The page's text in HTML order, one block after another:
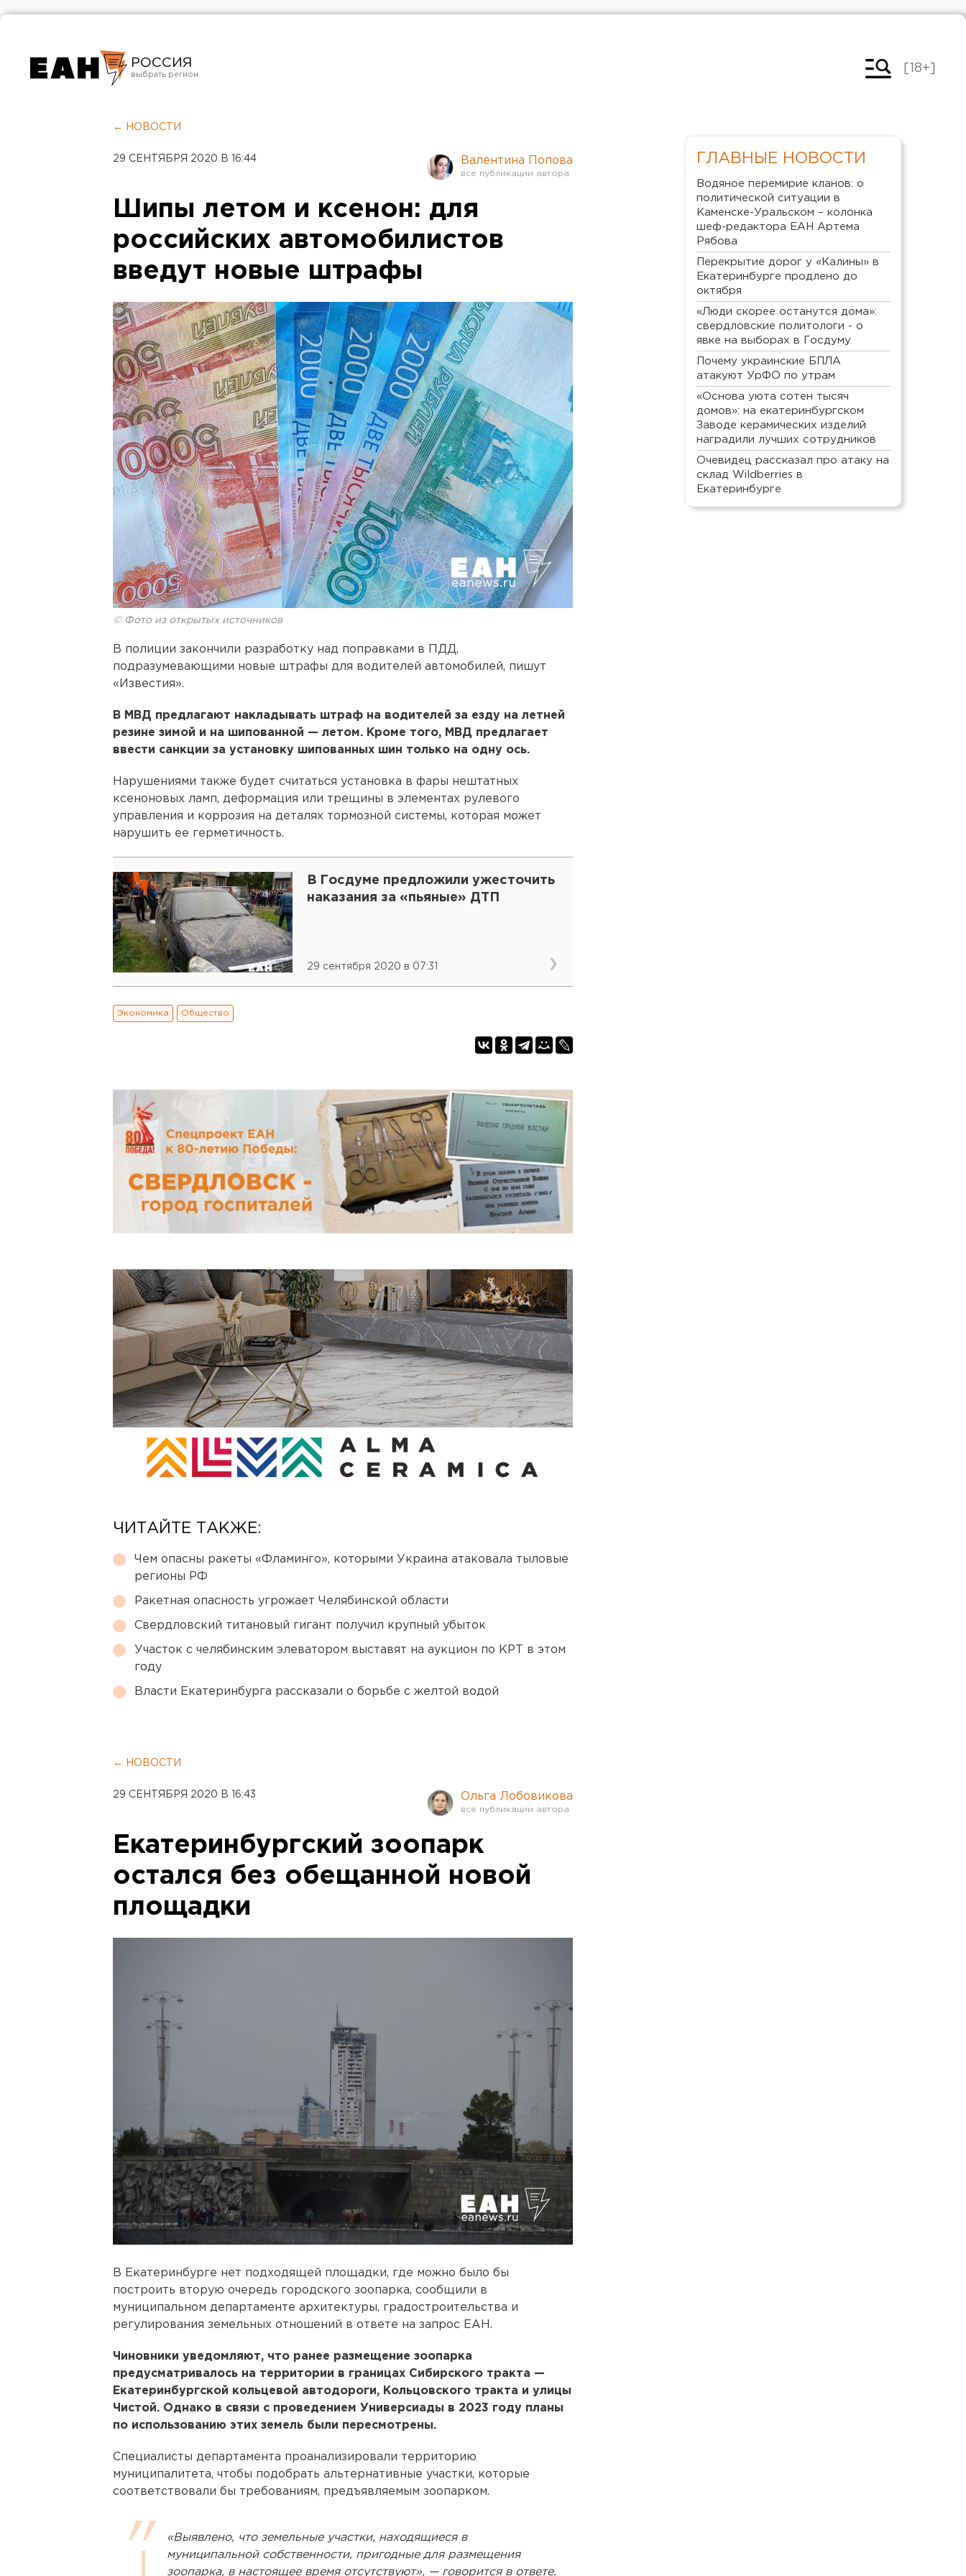
РОССИЯ
Челябинск
[18+]
← НОВОСТИ
29 СЕНТЯБРЯ 2020 В 16:44 Валентина Попова
Шипы летом и ксенон: для
российских автомобилистов
введут новые штрафы
© Фото из открытых источников
В полиции закончили разработку над поправками в ПДД,
подразумевающими новые штрафы для водителей автомобилей, пишут
«Известия».
В МВД предлагают накладывать штраф на водителей за езду на летней
резине зимой и на шипованной — летом. Кроме того, МВД предлагает
ввести санкции за установку шипованных шин только на одну ось.
Нарушениями также будет считаться установка в фары нештатных
ксеноновых ламп, деформация или трещины в элементах рулевого
управления и коррозия на деталях тормозной системы, которая может
нарушить ее герметичность.
В Госдуме предложили ужесточить
наказания за «пьяные» ДТП
29 сентября 2020 в 07:31
Экономика Общество
ЧИТАЙТЕ ТАКЖЕ:
Чем опасны ракеты «Фламинго», которыми Украина атаковала тыловые
регионы РФ
Ракетная опасность угрожает Челябинской области
Свердловский титановый гигант получил крупный убыток
Участок с челябинским элеватором выставят на аукцион по КРТ в этом
году
Власти Екатеринбурга рассказали о борьбе с желтой водой
← НОВОСТИ
29 СЕНТЯБРЯ 2020 В 16:43 Ольга Лобовикова
Екатеринбургский зоопарк
остался без обещанной новой
площадки
В Екатеринбурге нет подходящей площадки, где можно было бы
построить вторую очередь городского зоопарка, сообщили в
муниципальном департаменте архитектуры, градостроительства и
регулирования земельных отношений в ответе на запрос ЕАН.
Чиновники уведомляют, что ранее размещение зоопарка
предусматривалось на территории в границах Сибирского тракта —
Екатеринбургской кольцевой автодороги, Кольцовского тракта и улицы
Чистой. Однако в связи с проведением Универсиады в 2023 году планы
по использованию этих земель были пересмотрены.
Специалисты департамента проанализировали территорию
муниципалитета, чтобы подобрать альтернативные участки, которые
соответствовали бы требованиям, предъявляемым зоопарком.
«Выявлено, что земельные участки, находящиеся в
муниципальной собственности, пригодные для размещения
зоопарка, в настоящее время отсутствуют», — говорится в ответе.
ГЛАВНЫЕ НОВОСТИ
Водяное перемирие кланов: о
политической ситуации в
Каменске-Уральском – колонка
шеф-редактора ЕАН Артема
Рябова
Перекрытие дорог у «Калины» в
Екатеринбурге продлено до
октября
«Люди скорее останутся дома»:
свердловские политологи - о
явке на выборах в Госдуму
Почему украинские БПЛА
атакуют УрФО по утрам
«Основа уюта сотен тысяч
домов»: на екатеринбургском
Заводе керамических изделий
наградили лучших сотрудников
Очевидец рассказал про атаку на
склад Wildberries в
Екатеринбурге